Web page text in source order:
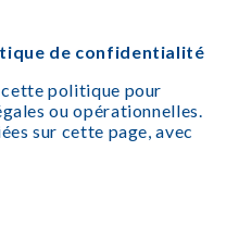
de confidentialité
politique pour
ou opérationnelles.
sur cette page, avec